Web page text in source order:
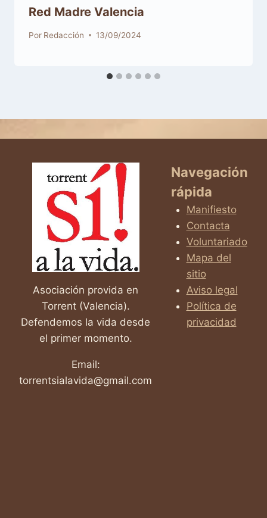
Red Madre Valencia
Por Redacción 13/09/2024
Asociación provida en
Torrent (Valencia).
Defendemos la vida desde
el primer momento.
Email:
torrentsialavida@gmail.com
Navegación
rápida
Manifiesto
Contacta
Voluntariado
Mapa del
sitio
Aviso legal
Política de
privacidad